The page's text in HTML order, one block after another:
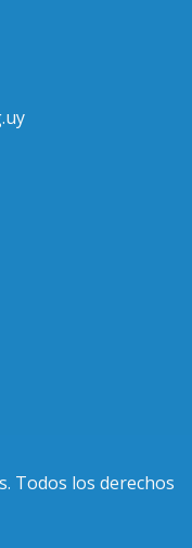
Todos los derechos